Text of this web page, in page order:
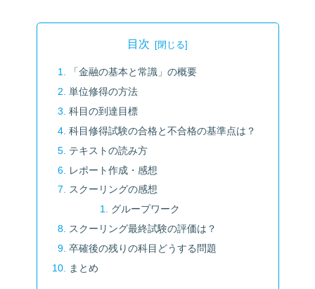
目次
「金融の基本と常識」の概要
単位修得の方法
科目の到達目標
科目修得試験の合格と不合格の基準点は？
テキストの読み方
レポート作成・感想
スクーリングの感想
グループワーク
スクーリング最終試験の評価は？
卒確後の残りの科目どうする問題
まとめ